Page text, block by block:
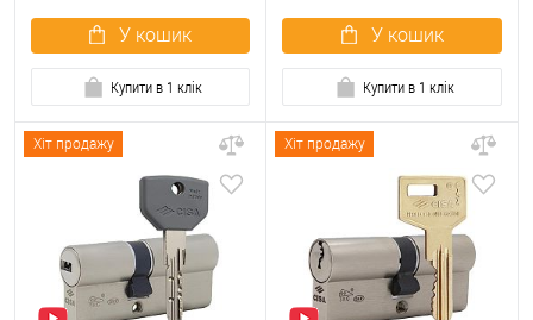
У кошик
Купити в 1 клік
У кошик
Купити в 1 клік
Хіт продажу Хіт продажу